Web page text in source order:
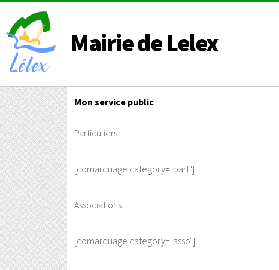
Mairie de Lelex
Mon service public
Particuliers
[comarquage category="part"]
Associations
[comarquage category="asso"]